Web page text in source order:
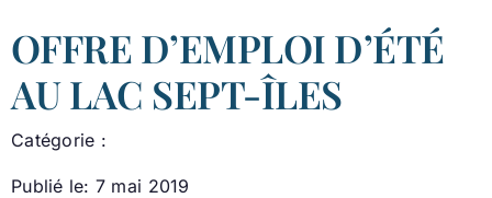
OFFRE D’EMPLOI D’ÉTÉ
AU LAC SEPT-ÎLES
Catégorie :
Publié le: 7 mai 2019